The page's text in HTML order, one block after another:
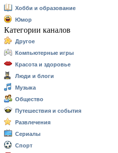
Хобби и образование
Юмор
Категории каналов
Другое
Компьютерные игры
Красота и здоровье
Люди и блоги
Музыка
Общество
Путешествия и события
Развлечения
Сериалы
Спорт